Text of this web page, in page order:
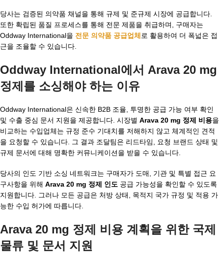
당사는 검증된 의약품 채널을 통해 규제 및 준규제 시장에 공급합니다.
또한 확립된 품질 프로세스를 통해 전문 제품을 취급하며, 구매자는
Oddway International을 전문 의약품 공급업체 로 활용하여 더 폭넓은 접
근을 조율할 수 있습니다.
Oddway International에서 Arava 20 mg
정제를 소싱해야 하는 이유
Oddway International은 신속한 B2B 조율, 투명한 공급 가능 여부 확인
및 수출 중심 문서 지원을 제공합니다. 시장별 Arava 20 mg 정제 비용을
비교하는 수입업체는 규정 준수 기대치를 저해하지 않고 체계적인 견적
을 요청할 수 있습니다. 그 결과 조달팀은 리드타임, 요청 브랜드 상태 및
규제 문서에 대해 명확한 커뮤니케이션을 받을 수 있습니다.
당사의 인도 기반 소싱 네트워크는 구매자가 도매, 기관 및 특별 접근 요
구사항을 위해 Arava 20 mg 정제 인도 공급 가능성을 확인할 수 있도록
지원합니다. 그러나 모든 공급은 처방 상태, 목적지 국가 규정 및 적용 가
능한 수입 허가에 따릅니다.
Arava 20 mg 정제 비용 계획을 위한 국제
물류 및 문서 지원